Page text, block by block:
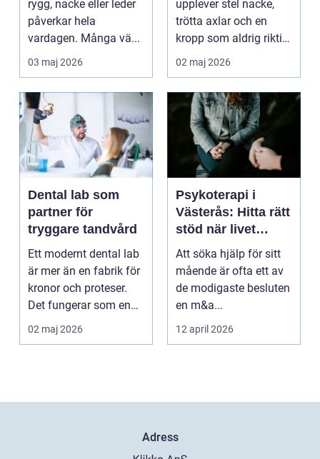
rygg, nacke eller leder
påverkar hela
vardagen. Många vä...
03 maj 2026
upplever stel nacke,
trötta axlar och en
kropp som aldrig riktigt
hinner återhämta si...
02 maj 2026
Dental lab som
partner för
tryggare tandvård
Ett modernt dental lab
är mer än en fabrik för
kronor och proteser.
Det fungerar som en
förlängning ...
02 maj 2026
Psykoterapi i
Västerås: Hitta rätt
stöd när livet
skaver
Att söka hjälp för sitt
mående är ofta ett av
de modigaste besluten
en m&a...
12 april 2026
Adress